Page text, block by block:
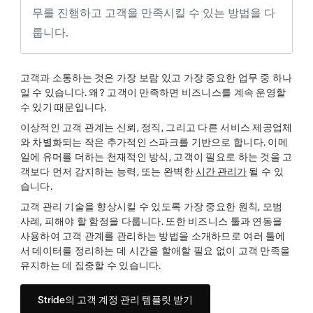
무를 진행하고 고객을 만족시킬 수 있는 방법을 다
룹니다.
고객과 소통하는 것은 가장 보람 있고 가장 중요한 업무 중 하나
일 수 있습니다. 왜? 고객이 만족하면 비즈니스를 계속 운영할
수 있기 때문입니다.
이상적인 고객 관계는 신뢰, 정직, 그리고 다른 서비스 제공업체
와 차별화되는 작은 추가적인 스파크를 기반으로 합니다. 이메
일에 유머를 더하는 천재적인 방식, 고객이 필요로 하는 것을 고
객보다 먼저 감지하는 능력, 또는 완벽한시간 관리가 될 수 있
습니다.
고객 관리 기술을 향상시킬 수 있도록 가장 중요한 원칙, 모범
사례, 피해야 할 함정을 다룹니다. 또한 비즈니스 툴과 연동을
사용하여 고객 관계를 관리하는 방법을 소개하므로 여러 툴에
서 데이터를 정리하는 데 시간을 할애할 필요 없이 고객 만족을
유지하는 데 집중할 수 있습니다.
Stride의 고객 계정 관리 템플릿 받기